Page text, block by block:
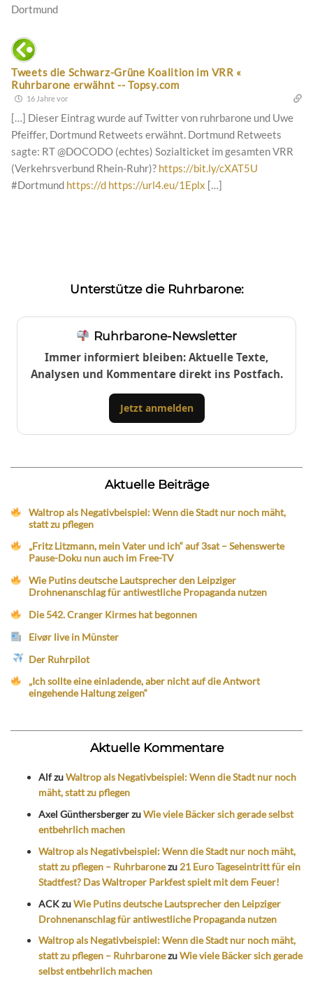
Dortmund
Tweets die Schwarz-Grüne Koalition im VRR «
Ruhrbarone erwähnt -- Topsy.com
16 Jahre vor
[…] Dieser Eintrag wurde auf Twitter von ruhrbarone und Uwe
Pfeiffer, Dortmund Retweets erwähnt. Dortmund Retweets
sagte: RT @DOCODO (echtes) Sozialticket im gesamten VRR
(Verkehrsverbund Rhein-Ruhr)? https://bit.ly/cXAT5U
#Dortmund https://d https://url4.eu/1Eplx […]
Unterstütze die Ruhrbarone:
Ruhrbarone-Newsletter
Immer informiert bleiben: Aktuelle Texte,
Analysen und Kommentare direkt ins Postfach.
Jetzt anmelden
Aktuelle Beiträge
Waltrop als Negativbeispiel: Wenn die Stadt nur noch mäht,
statt zu pflegen
„Fritz Litzmann, mein Vater und ich“ auf 3sat – Sehenswerte
Pause-Doku nun auch im Free-TV
Wie Putins deutsche Lautsprecher den Leipziger
Drohnenanschlag für antiwestliche Propaganda nutzen
Die 542. Cranger Kirmes hat begonnen
Eivør live in Münster
Der Ruhrpilot
„Ich sollte eine einladende, aber nicht auf die Antwort
eingehende Haltung zeigen“
Aktuelle Kommentare
AlfzuWaltrop als Negativbeispiel: Wenn die Stadt nur noch
mäht, statt zu pflegen
Axel GünthersbergerzuWie viele Bäcker sich gerade selbst
entbehrlich machen
Waltrop als Negativbeispiel: Wenn die Stadt nur noch mäht,
statt zu pflegen – Ruhrbaronezu 21 Euro Tageseintritt für ein
Stadtfest? Das Waltroper Parkfest spielt mit dem Feuer!
ACKzuWie Putins deutsche Lautsprecher den Leipziger
Drohnenanschlag für antiwestliche Propaganda nutzen
Waltrop als Negativbeispiel: Wenn die Stadt nur noch mäht,
statt zu pflegen – RuhrbaronezuWie viele Bäcker sich gerade
selbst entbehrlich machen